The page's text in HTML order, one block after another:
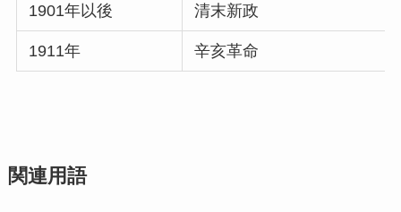
1901年以後 清末新政
1911年 辛亥革命
関連用語